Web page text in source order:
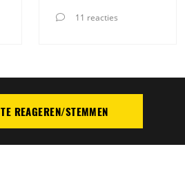
11 reacties
REAGEREN/STEMMEN